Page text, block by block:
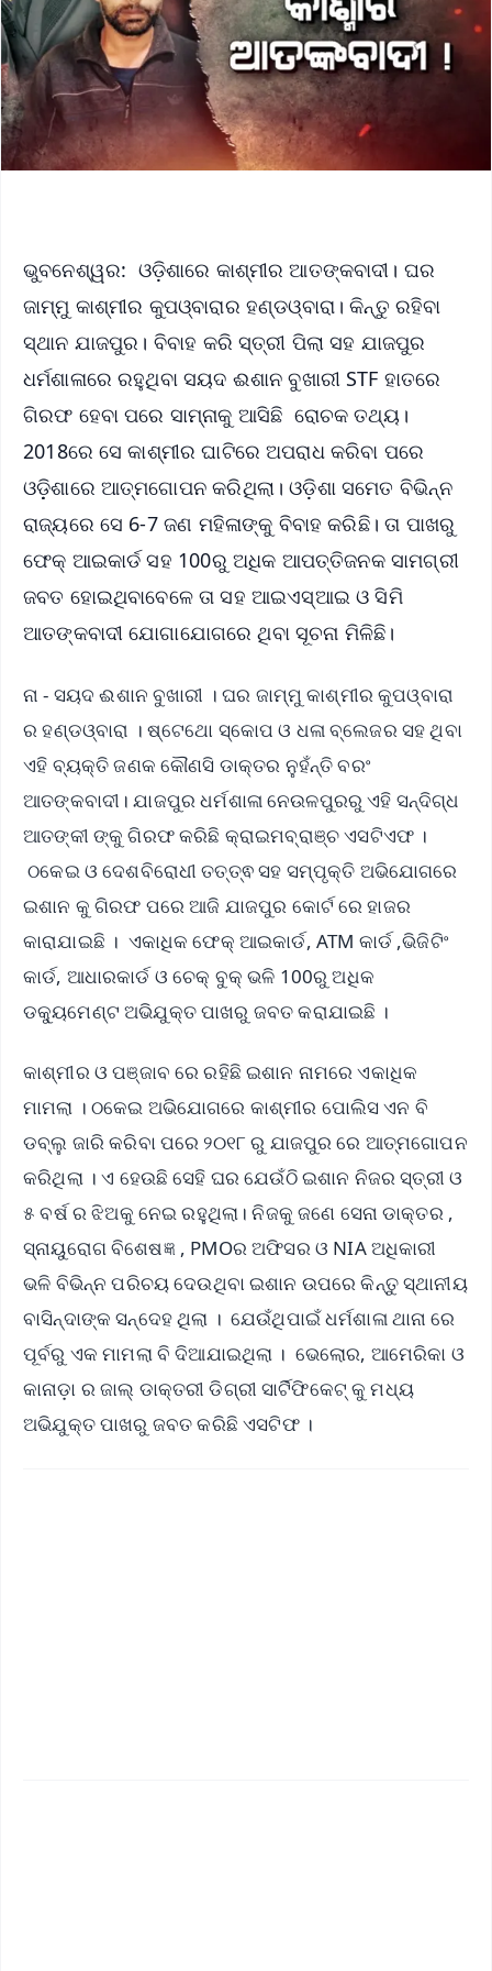
ଭୁବନେଶ୍ୱର: ଓଡ଼ିଶାରେ କାଶ୍ମୀର ଆତଙ୍କବାଦୀ। ଘର
ଜାମ୍ମୁ କାଶ୍ମୀର କୁପଓ୍ବାରାର ହଣ୍ଡଓ୍ବାରା। କିନ୍ତୁ ରହିବା
ସ୍ଥାନ ଯାଜପୁର। ବିବାହ କରି ସ୍ତ୍ରୀ ପିଲା ସହ ଯାଜପୁର
ଧର୍ମଶାଳାରେ ରହୁଥିବା ସୟଦ ଈଶାନ ବୁଖାରୀ STF ହାତରେ
ଗିରଫ ହେବା ପରେ ସାମ୍ନାକୁ ଆସିଛି ରୋଚକ ତଥ୍ୟ।
2018ରେ ସେ କାଶ୍ମୀର ଘାଟିରେ ଅପରାଧ କରିବା ପରେ
ଓଡ଼଼ିଶାରେ ଆତ୍ମଗୋପନ କରିଥିଲା। ଓଡ଼ିଶା ସମେତ ବିଭିନ୍ନ
ରାଜ୍ୟରେ ସେ 6-7 ଜଣ ମହିଳାଙ୍କୁ ବିବାହ କରିଛି। ତା ପାଖରୁ
ଫେକ୍ ଆଇକାର୍ଡ ସହ 100ରୁ ଅଧିକ ଆପତ୍ତିଜନକ ସାମଗ୍ରୀ
ଜବତ ହୋଇଥିବାବେଳେ ତା ସହ ଆଇଏସ୍ଆଇ ଓ ସିମି
ଆତଙ୍କବାଦୀ ଯୋଗାଯୋଗରେ ଥିବା ସୂଚନା ମିଳିଛି।
ନା - ସୟଦ ଈଶାନ ବୁଖାରୀ । ଘର ଜାମ୍ମୁ କାଶ୍ମୀର କୁପଓ୍ବାରା
ର ହଣ୍ଡଓ୍ବାରା । ଷ୍ଟେଥୋ ସ୍କୋପ ଓ ଧଳା ବ୍ଲେଜର ସହ ଥିବା
ଏହି ବ୍ୟକ୍ତି ଜଣକ କୌଣସି ଡାକ୍ତର ନୁହଁନ୍ତି ବରଂ
ଆତଙ୍କବାଦୀ। ଯାଜପୁର ଧର୍ମଶାଳା ନେଉଳପୁରରୁ ଏହି ସନ୍ଦିଗ୍ଧ
ଆତଙ୍କୀ ଙ୍କୁ ଗିରଫ କରିଛି କ୍ରାଇମବ୍ରାଞ୍ଚ ଏସଟିଏଫ ।
ଠକେଇ ଓ ଦେଶବିରୋଧୀ ତତ୍ତ୍ଵ ସହ ସମ୍ପୃକ୍ତି ଅଭିଯୋଗରେ
ଇଶାନ କୁ ଗିରଫ ପରେ ଆଜି ଯାଜପୁର କୋର୍ଟ ରେ ହାଜର
କାରାଯାଇଛି । ଏକାଧିକ ଫେକ୍ ଆଇକାର୍ଡ, ATM କାର୍ଡ ,ଭିଜିଟିଂ
କାର୍ଡ, ଆଧାରକାର୍ଡ ଓ ଚେକ୍ ବୁକ୍ ଭଳି 100ରୁ ଅଧିକ
ଡକ୍ୟୁମେଣ୍ଟ ଅଭିଯୁକ୍ତ ପାଖରୁ ଜବତ କରାଯାଇଛି ।
କାଶ୍ମୀର ଓ ପଞ୍ଜାବ ରେ ରହିଛି ଇଶାନ ନାମରେ ଏକାଧିକ
ମାମଲା । ଠକେଇ ଅଭିଯୋଗରେ କାଶ୍ମୀର ପୋଲିସ ଏନ ବି
ଡବ୍ଲୁ ଜାରି କରିବା ପରେ ୨୦୧୮ ରୁ ଯାଜପୁର ରେ ଆତ୍ମଗୋପନ
କରିଥିଲା । ଏ ହେଉଛି ସେହି ଘର ଯେଉଁଠି ଇଶାନ ନିଜର ସ୍ତ୍ରୀ ଓ
୫ ବର୍ଷ ର ଝିଅକୁ ନେଇ ରହୁଥିଲା। ନିଜକୁ ଜଣେ ସେନା ଡାକ୍ତର ,
ସ୍ନାୟୁରୋଗ ବିଶେଷଜ୍ଞ , PMOର ଅଫିସର ଓ NIA ଅଧିକାରୀ
ଭଳି ବିଭିନ୍ନ ପରିଚୟ ଦେଉଥିବା ଇଶାନ ଉପରେ କିନ୍ତୁ ସ୍ଥାନୀୟ
ବାସିନ୍ଦାଙ୍କ ସନ୍ଦେହ ଥିଲା । ଯେଉଁଥିପାଇଁ ଧର୍ମଶାଳା ଥାନା ରେ
ପୂର୍ବରୁ ଏକ ମାମଲା ବି ଦିଆଯାଇଥିଲା । ଭେଲୋର, ଆମେରିକା ଓ
କାନାଡ଼ା ର ଜାଲ୍ ଡାକ୍ତରୀ ଡିଗ୍ରୀ ସାର୍ଟିଫିକେଟ୍ କୁ ମଧ୍ୟ
ଅଭିଯୁକ୍ତ ପାଖରୁ ଜବତ କରିଛି ଏସଟିଫ ।